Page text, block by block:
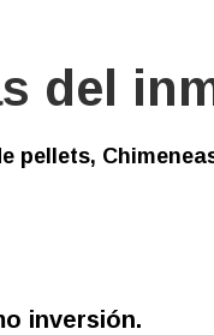
del
pellets,
inversión.